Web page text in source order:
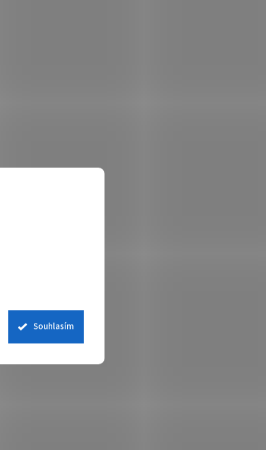
Souhlasím